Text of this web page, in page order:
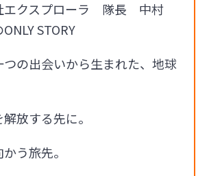
エクスプローラ 隊長 中村
STORY
つの出会いから生まれた、地球
放する先に。
う旅先。